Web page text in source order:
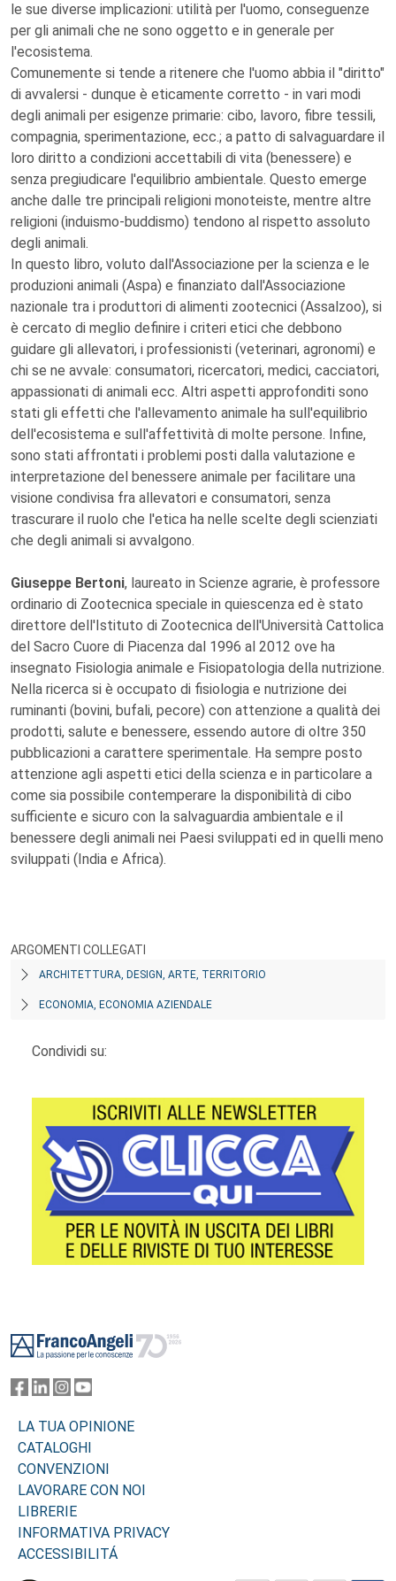
le sue diverse implicazioni: utilità per l'uomo, conseguenze
per gli animali che ne sono oggetto e in generale per
l'ecosistema.
Comunemente si tende a ritenere che l'uomo abbia il "diritto"
di avvalersi - dunque è eticamente corretto - in vari modi
degli animali per esigenze primarie: cibo, lavoro, fibre tessili,
compagnia, sperimentazione, ecc.; a patto di salvaguardare il
loro diritto a condizioni accettabili di vita (benessere) e
senza pregiudicare l'equilibrio ambientale. Questo emerge
anche dalle tre principali religioni monoteiste, mentre altre
religioni (induismo-buddismo) tendono al rispetto assoluto
degli animali.
In questo libro, voluto dall'Associazione per la scienza e le
produzioni animali (Aspa) e finanziato dall'Associazione
nazionale tra i produttori di alimenti zootecnici (Assalzoo), si
è cercato di meglio definire i criteri etici che debbono
guidare gli allevatori, i professionisti (veterinari, agronomi) e
chi se ne avvale: consumatori, ricercatori, medici, cacciatori,
appassionati di animali ecc. Altri aspetti approfonditi sono
stati gli effetti che l'allevamento animale ha sull'equilibrio
dell'ecosistema e sull'affettività di molte persone. Infine,
sono stati affrontati i problemi posti dalla valutazione e
interpretazione del benessere animale per facilitare una
visione condivisa fra allevatori e consumatori, senza
trascurare il ruolo che l'etica ha nelle scelte degli scienziati
che degli animali si avvalgono.
Giuseppe Bertoni, laureato in Scienze agrarie, è professore
ordinario di Zootecnica speciale in quiescenza ed è stato
direttore dell'Istituto di Zootecnica dell'Università Cattolica
del Sacro Cuore di Piacenza dal 1996 al 2012 ove ha
insegnato Fisiologia animale e Fisiopatologia della nutrizione.
Nella ricerca si è occupato di fisiologia e nutrizione dei
ruminanti (bovini, bufali, pecore) con attenzione a qualità dei
prodotti, salute e benessere, essendo autore di oltre 350
pubblicazioni a carattere sperimentale. Ha sempre posto
attenzione agli aspetti etici della scienza e in particolare a
come sia possibile contemperare la disponibilità di cibo
sufficiente e sicuro con la salvaguardia ambientale e il
benessere degli animali nei Paesi sviluppati ed in quelli meno
sviluppati (India e Africa).
ARGOMENTI COLLEGATI
ARCHITETTURA, DESIGN, ARTE, TERRITORIO
ECONOMIA, ECONOMIA AZIENDALE
Condividi su:
LA TUA OPINIONE
CATALOGHI
CONVENZIONI
LAVORARE CON NOI
LIBRERIE
INFORMATIVA PRIVACY
ACCESSIBILITÁ